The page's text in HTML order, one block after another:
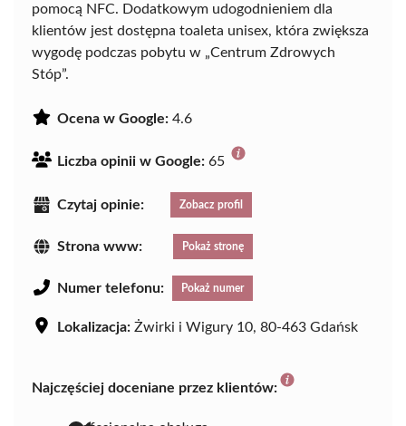
pomocą NFC. Dodatkowym udogodnieniem dla
klientów jest dostępna toaleta unisex, która zwiększa
wygodę podczas pobytu w „Centrum Zdrowych
Stóp”.
Ocena w Google: 4.6
Liczba opinii w Google: 65
Czytaj opinie: Zobacz profil
Strona www: Pokaż stronę
Numer telefonu: Pokaż numer
Lokalizacja: Żwirki i Wigury 10, 80-463 Gdańsk
Najczęściej doceniane przez klientów: